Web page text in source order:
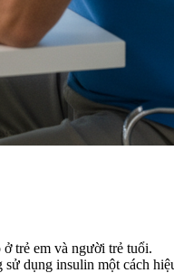
trẻ em và người trẻ tuổi.
dụng insulin một cách